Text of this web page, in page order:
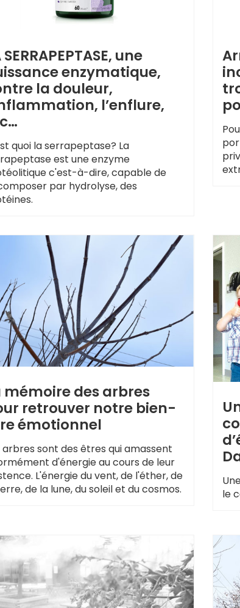
SERRAPEPTASE, une
enzymatique,
la douleur,
l’enflure,
quoi la serrapeptase? La
est une enzyme
c'est-à-dire, capable de
par hydrolyse, des
mémoire des arbres
retrouver notre bien-
émotionnel
arbres sont des êtres qui amassent
d'énergie au cours de leur
L'énergie du vent, de l'éther, de
de la lune, du soleil et du cosmos.
le